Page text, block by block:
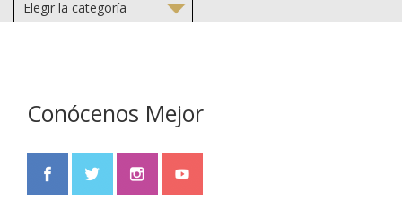
Conócenos Mejor